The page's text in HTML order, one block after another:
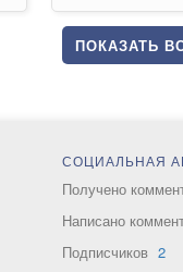
ПОКАЗАТЬ
СОЦИАЛЬНАЯ
Получено
Написано
Подписчиков 2